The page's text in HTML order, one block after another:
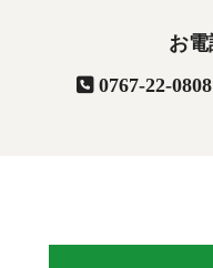
お
0767-22-0808